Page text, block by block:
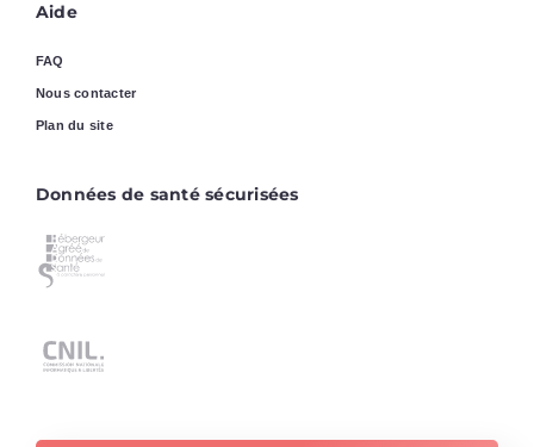
Aide
FAQ
Nous contacter
Plan du site
Données de santé sécurisées